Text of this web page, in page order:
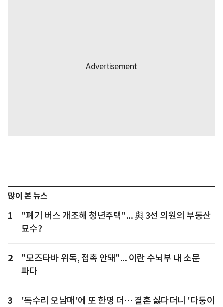
많이 본 뉴스
1
"폐기 버스 개조해 청년주택"... 與 3선 의원의 부동산
묘수?
2
"모즈타바 위독, 접촉 안돼"... 이란 수뇌부 내 소문
파다
3
'독수리 오남매'에 또 한명 더… 결혼 싫다더니 '다둥이